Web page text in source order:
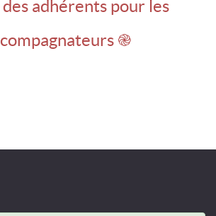
adhérents pour les
֎